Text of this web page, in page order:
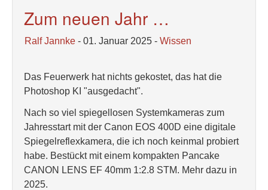
Zum neuen Jahr …
Ralf Jannke - 01. Januar 2025 - Wissen
Das Feuerwerk hat nichts gekostet, das hat die
Photoshop KI "ausgedacht".
Nach so viel spiegellosen Systemkameras zum
Jahresstart mit der Canon EOS 400D eine digitale
Spiegelreflexkamera, die ich noch keinmal probiert
habe. Bestückt mit einem kompakten Pancake
CANON LENS EF 40mm 1:2.8 STM. Mehr dazu in
2025.